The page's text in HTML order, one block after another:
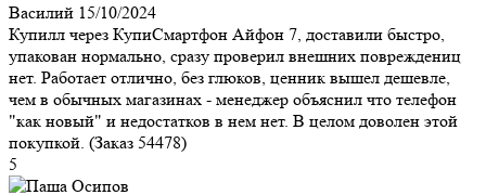
Василий 15/10/2024
Купилл через КупиСмартфон Айфон 7, доставили быстро,
упакован нормально, сразу проверил внешних повреждениц
нет. Работает отлично, без глюков, ценник вышел дешевле,
чем в обычных магазинах - менеджер объяснил что телефон
"как новый" и недостатков в нем нет. В целом доволен этой
покупкой. (Заказ 54478)
5